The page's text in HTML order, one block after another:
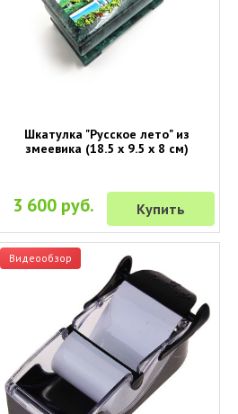
Шкатулка "Русское лето" из
змеевика (18.5 х 9.5 х 8 см)
3 600 руб. Купить
Видеообзор